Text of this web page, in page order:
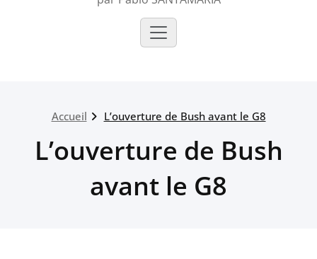
Accueil L’ouverture de Bush avant le G8
L’ouverture de Bush
avant le G8